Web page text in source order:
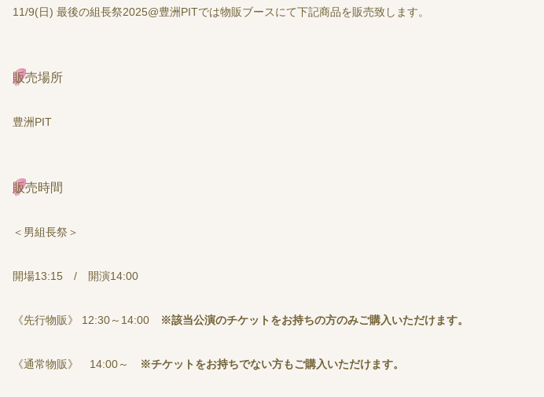
11/9(日) 最後の組長祭2025@豊洲PITでは物販ブースにて下記商品を販売致します。
販売場所
豊洲PIT
販売時間
＜男組長祭＞
開場13:15 / 開演14:00
《先行物販》 12:30～14:00 ※該当公演のチケットをお持ちの方のみご購入いただけます。
《通常物販》 14:00～ ※チケットをお持ちでない方もご購入いただけます。